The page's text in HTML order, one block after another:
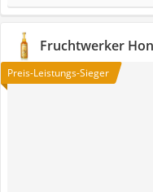
Fruchtwerker
Preis-Leistungs-Sieger